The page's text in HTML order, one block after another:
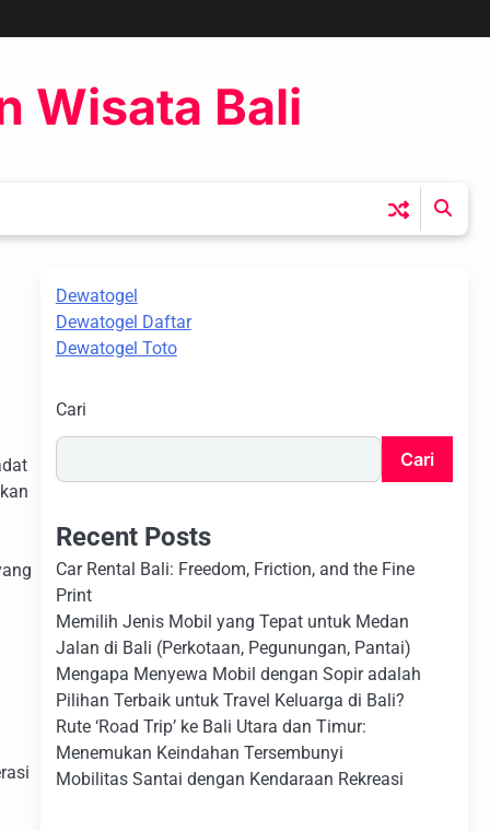
Wisata Bali
Dewatogel
Dewatogel Daftar
Dewatogel Toto
Cari
Cari
Recent Posts
Car Rental Bali: Freedom, Friction, and the Fine
Print
Memilih Jenis Mobil yang Tepat untuk Medan
Jalan di Bali (Perkotaan, Pegunungan, Pantai)
Mengapa Menyewa Mobil dengan Sopir adalah
Pilihan Terbaik untuk Travel Keluarga di Bali?
Rute ‘Road Trip’ ke Bali Utara dan Timur:
Menemukan Keindahan Tersembunyi
Mobilitas Santai dengan Kendaraan Rekreasi